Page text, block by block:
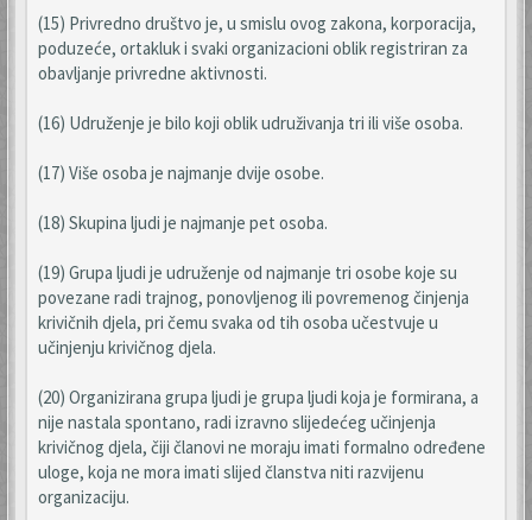
(15) Privredno društvo je, u smislu ovog zakona, korporacija,
poduzeće, ortakluk i svaki organizacioni oblik registriran za
obavljanje privredne aktivnosti.
(16) Udruženje je bilo koji oblik udruživanja tri ili više osoba.
(17) Više osoba je najmanje dvije osobe.
(18) Skupina ljudi je najmanje pet osoba.
(19) Grupa ljudi je udruženje od najmanje tri osobe koje su
povezane radi trajnog, ponovljenog ili povremenog činjenja
krivičnih djela, pri čemu svaka od tih osoba učestvuje u
učinjenju krivičnog djela.
(20) Organizirana grupa ljudi je grupa ljudi koja je formirana, a
nije nastala spontano, radi izravno slijedećeg učinjenja
krivičnog djela, čiji članovi ne moraju imati formalno određene
uloge, koja ne mora imati slijed članstva niti razvijenu
organizaciju.